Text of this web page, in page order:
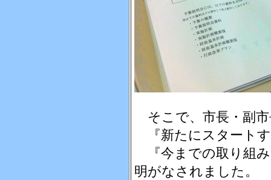
そこで、市長・副
『新たにスタート
『今までの取り組
明がなされました。